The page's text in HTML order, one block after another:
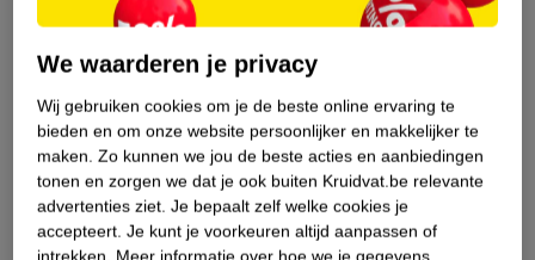
Nature Impact Score
Dit product heeft (nog) geen Nature
Meer informatie
Bestel & Bezorginformatie
We waarderen je privacy
Wij gebruiken cookies om je de beste online ervaring te
bieden en om onze website persoonlijker en makkelijker te
maken. Zo kunnen we jou de beste acties en aanbiedingen
tonen en zorgen we dat je ook buiten Kruidvat.be relevante
advertenties ziet. Je bepaalt zelf welke cookies je
accepteert. Je kunt je voorkeuren altijd aanpassen of